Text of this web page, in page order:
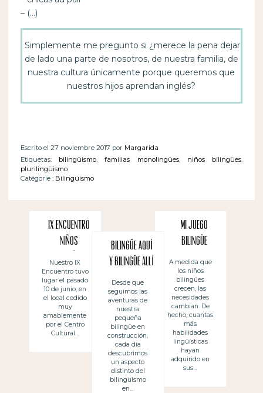
– (…)
Simplemente me pregunto si ¿merece la pena dejar
de lado una parte de nosotros, de nuestra familia, de
nuestra cultura únicamente porque queremos que
nuestros hijos aprendan inglés?
Escrito el 27 noviembre 2017 por Margarida
Etiquetas:
bilingüismo,familias monolingües, niños bilingües,
plurilingüismo
Catégorie : Bilingüismo
IX Encuentro
Niños
Bilingües:
lengua
afectiva,
lengua
efectiva
Nuestro IX
Encuentro tuvo
lugar el pasado
10 de junio, en
el local cedido
muy
amablemente
por el Centro
Cultural…
Bilingüe aquí
y bilingüe allí
Desde que
seguimos las
aventuras de
nuestra
pequeña
bilingüe en
construcción,
cada día
descubrimos
un aspecto
distinto del
bilingüismo
en…
Mi juego
bilingüe
A medida que
los niños
bilingües
crecen, las
necesidades
cambian. De
hecho, cuantas
más
habilidades
lingüísticas
hayan
adquirido en
sus…